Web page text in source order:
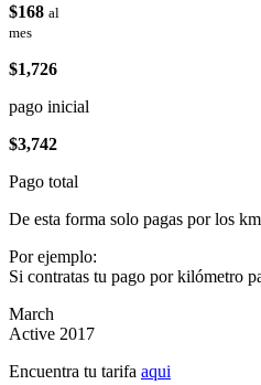
$168 al
mes
$1,726
pago inicial
$3,742
Pago total
De esta forma solo pagas por los
Por ejemplo:
Si contratas tu pago por kilómetro
March
Active 2017
Encuentra tu tarifa aqui